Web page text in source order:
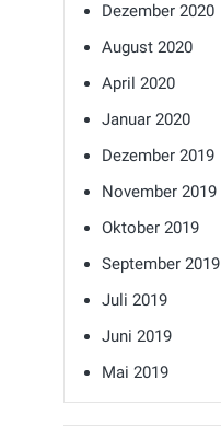
Dezember 2020
August 2020
April 2020
Januar 2020
Dezember 2019
November 2019
Oktober 2019
September 2019
Juli 2019
Juni 2019
Mai 2019